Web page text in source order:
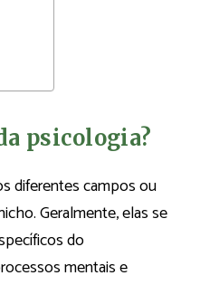
psicologia?
diferentes campos ou
Geralmente, elas se
do
mentais e